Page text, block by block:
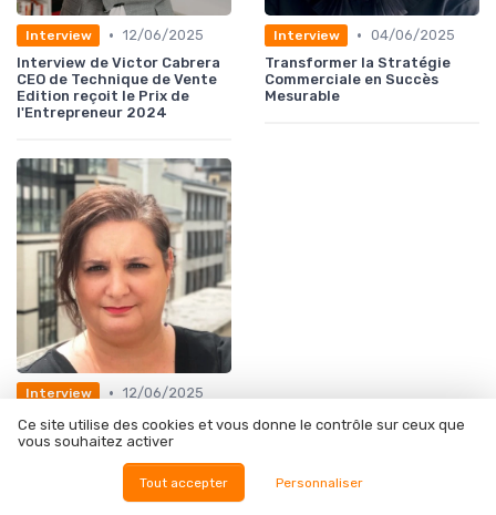
Interview • 12/06/2025
Interview de Victor Cabrera
CEO de Technique de Vente
Edition reçoit le Prix de
l'Entrepreneur 2024
Interview • 04/06/2025
Transformer la Stratégie
Commerciale en Succès
Mesurable
Interview • 12/06/2025
FOCUS SUR - Le marketing
d'influence, vraie ou fausse
Ce site utilise des cookies et vous donne le contrôle sur ceux que
vous souhaitez activer
Tout accepter Personnaliser